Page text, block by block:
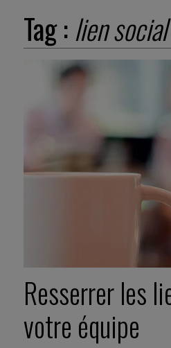
Tag :lien social
Resserrer les
votre équipe